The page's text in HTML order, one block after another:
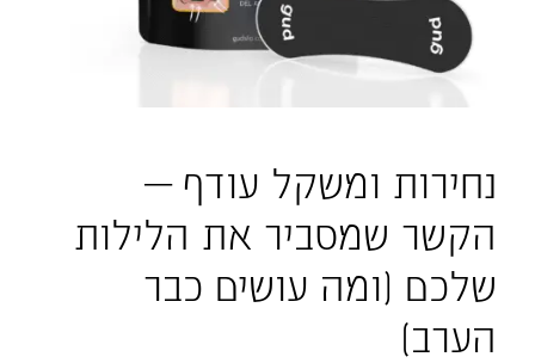
נחירות ומשקל עודף —
הקשר שמסביר את הלילות
שלכם (ומה עושים כבר
הערב)